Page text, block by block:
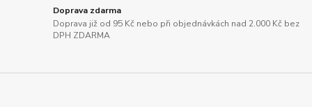
Doprava zdarma
Doprava již od 95 Kč nebo při objednávkách nad 2.000 Kč bez
DPH ZDARMA